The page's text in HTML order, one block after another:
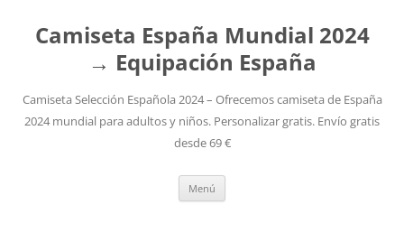
Camiseta España Mundial 2024
→ Equipación España
Camiseta Selección Española 2024 – Ofrecemos camiseta de España
2024 mundial para adultos y niños. Personalizar gratis. Envío gratis
desde 69 €
Menú